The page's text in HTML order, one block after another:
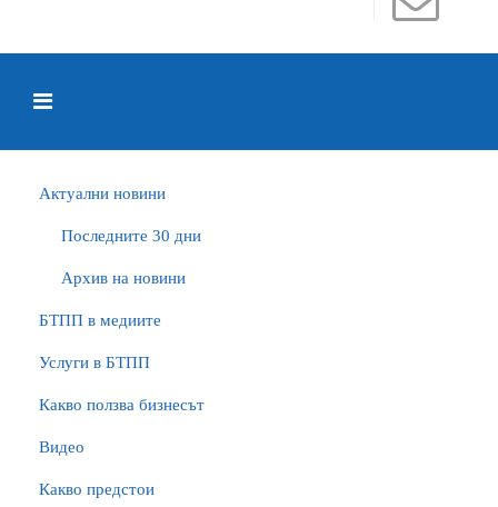
Актуални новини
Последните 30 дни
Архив на новини
БTПП в медиите
Услуги в БТПП
Какво ползва бизнесът
Видео
Какво предстои